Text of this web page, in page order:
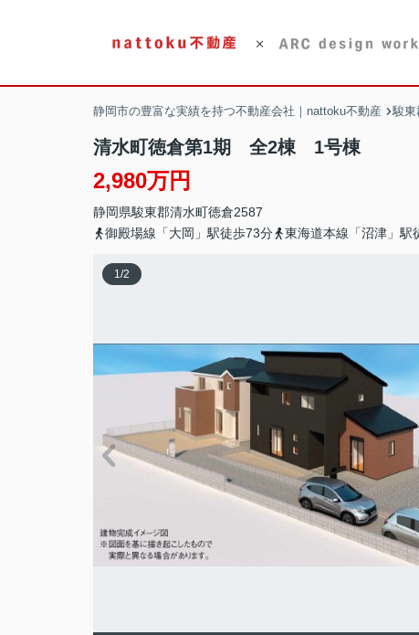
静岡市の豊富な実績を持つ不動産会社｜nattoku不動産 駿東
清水町徳倉第1期 全2棟 1号棟
2,980万円
静岡県駿東郡清水町徳倉2587
御殿場線「大岡」駅徒歩73分
東海道本線「沼津」駅
1/2